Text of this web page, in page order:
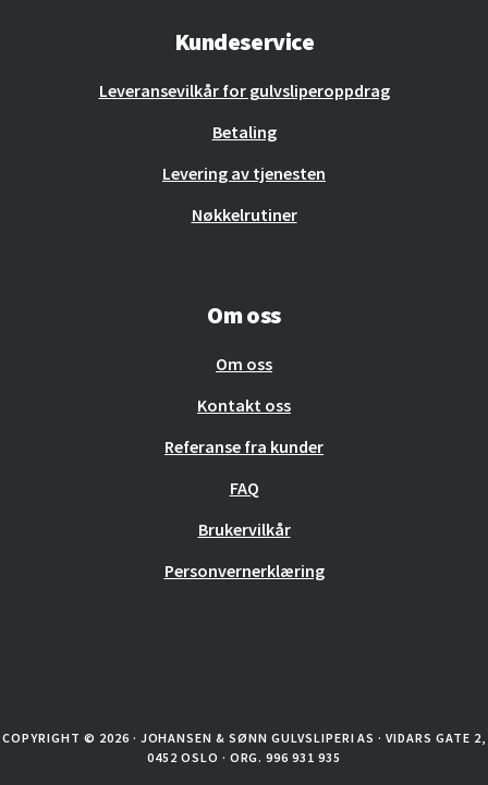
Kundeservice
Leveransevilkår for gulvsliperoppdrag
Betaling
Levering av tjenesten
Nøkkelrutiner
Om oss
Om oss
Kontakt oss
Referanse fra kunder
FAQ
Brukervilkår
Personvernerklæring
COPYRIGHT © 2026 · JOHANSEN & SØNN GULVSLIPERI AS · VIDARS GATE 2,
0452 OSLO · ORG. 996 931 935